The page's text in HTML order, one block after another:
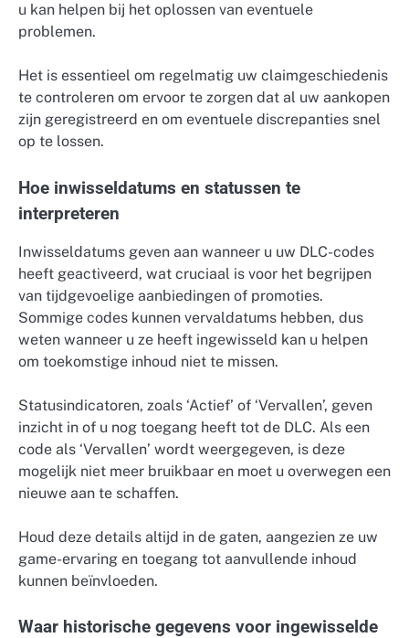
u kan helpen bij het oplossen van eventuele
problemen.
Het is essentieel om regelmatig uw claimgeschiedenis
te controleren om ervoor te zorgen dat al uw aankopen
zijn geregistreerd en om eventuele discrepanties snel
op te lossen.
Hoe inwisseldatums en statussen te
interpreteren
Inwisseldatums geven aan wanneer u uw DLC-codes
heeft geactiveerd, wat cruciaal is voor het begrijpen
van tijdgevoelige aanbiedingen of promoties.
Sommige codes kunnen vervaldatums hebben, dus
weten wanneer u ze heeft ingewisseld kan u helpen
om toekomstige inhoud niet te missen.
Statusindicatoren, zoals ‘Actief’ of ‘Vervallen’, geven
inzicht in of u nog toegang heeft tot de DLC. Als een
code als ‘Vervallen’ wordt weergegeven, is deze
mogelijk niet meer bruikbaar en moet u overwegen een
nieuwe aan te schaffen.
Houd deze details altijd in de gaten, aangezien ze uw
game-ervaring en toegang tot aanvullende inhoud
kunnen beïnvloeden.
Waar historische gegevens voor ingewisselde